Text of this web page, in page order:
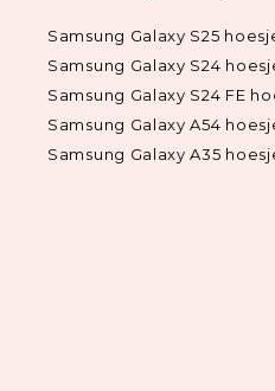
Samsung Galaxy S25
Samsung Galaxy S24
Samsung Galaxy S24 FE
Samsung Galaxy A54
Samsung Galaxy A35